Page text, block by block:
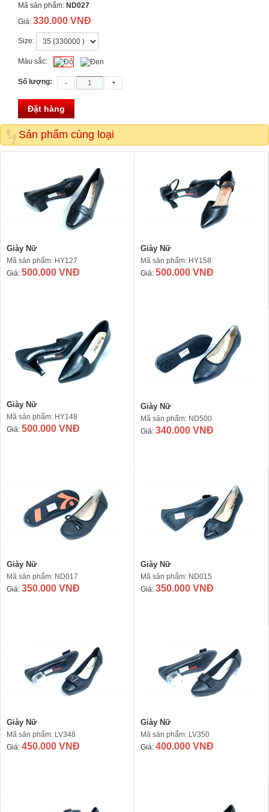
Mã sản phẩm: ND027
Giá: 330.000 VNĐ
Size:
Màu sắc:
Số lượng:
Đặt hàng
Sản phẩm cùng loại
Giày Nữ
Mã sản phẩm: HY127
Giá: 500.000 VNĐ
Giày Nữ
Mã sản phẩm: HY158
Giá: 500.000 VNĐ
Giày Nữ
Mã sản phẩm: HY148
Giá: 500.000 VNĐ
Giày Nữ
Mã sản phẩm: ND500
Giá: 340.000 VNĐ
Giày Nữ
Mã sản phẩm: ND017
Giá: 350.000 VNĐ
Giày Nữ
Mã sản phẩm: ND015
Giá: 350.000 VNĐ
Giày Nữ
Mã sản phẩm: LV348
Giá: 450.000 VNĐ
Giày Nữ
Mã sản phẩm: LV350
Giá: 400.000 VNĐ